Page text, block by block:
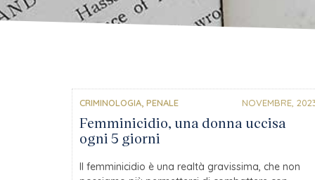
CRIMINOLOGIA PENALE NOVEMBRE,
Femminicidio, una donna uccisa
ogni 5 giorni
Il femminicidio è una realtà gravissima, che non